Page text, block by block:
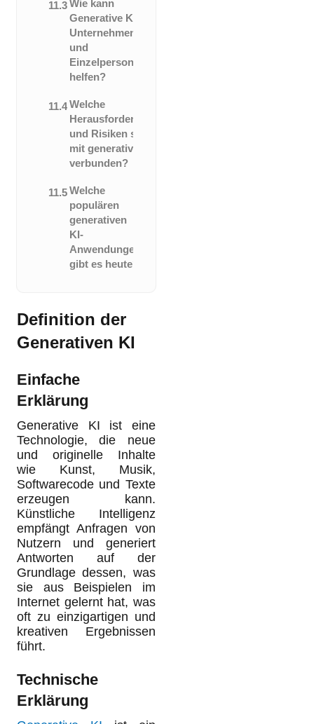
11.3Wie kann
Generative KI
Unternehmen
und
Einzelpersonen
helfen?
11.4Welche
Herausforderungen
und Risiken sind
mit generativer KI
verbunden?
11.5Welche
populären
generativen
KI-
Anwendungen
gibt es heute?
Definition der
Generativen KI
Einfache
Erklärung
Generative KI ist eine
Technologie, die neue
und originelle Inhalte
wie Kunst, Musik,
Softwarecode und Texte
erzeugen kann.
Künstliche Intelligenz
empfängt Anfragen von
Nutzern und generiert
Antworten auf der
Grundlage dessen, was
sie aus Beispielen im
Internet gelernt hat, was
oft zu einzigartigen und
kreativen Ergebnissen
führt.
Technische
Erklärung